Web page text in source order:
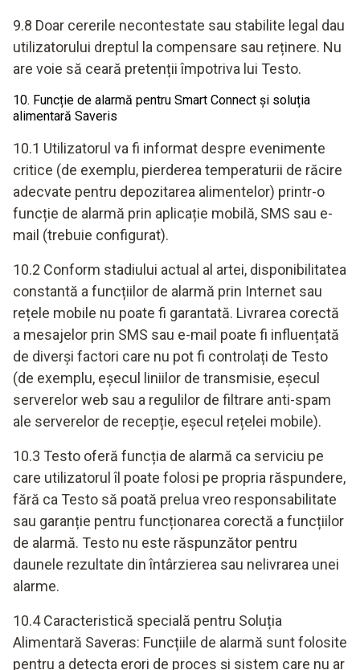
9.8 Doar cererile necontestate sau stabilite legal dau
utilizatorului dreptul la compensare sau reținere. Nu
are voie să ceară pretenții împotriva lui Testo.
10. Funcție de alarmă pentru Smart Connect și soluția
alimentară Saveris
10.1 Utilizatorul va fi informat despre evenimente
critice (de exemplu, pierderea temperaturii de răcire
adecvate pentru depozitarea alimentelor) printr-o
funcție de alarmă prin aplicație mobilă, SMS sau e-
mail (trebuie configurat).
10.2 Conform stadiului actual al artei, disponibilitatea
constantă a funcțiilor de alarmă prin Internet sau
rețele mobile nu poate fi garantată. Livrarea corectă
a mesajelor prin SMS sau e-mail poate fi influențată
de diverși factori care nu pot fi controlați de Testo
(de exemplu, eșecul liniilor de transmisie, eșecul
serverelor web sau a regulilor de filtrare anti-spam
ale serverelor de recepție, eșecul rețelei mobile).
10.3 Testo oferă funcția de alarmă ca serviciu pe
care utilizatorul îl poate folosi pe propria răspundere,
fără ca Testo să poată prelua vreo responsabilitate
sau garanție pentru funcționarea corectă a funcțiilor
de alarmă. Testo nu este răspunzător pentru
daunele rezultate din întârzierea sau nelivrarea unei
alarme.
10.4 Caracteristică specială pentru Soluția
Alimentară Saveras: Funcțiile de alarmă sunt folosite
pentru a detecta erori de proces și sistem care nu ar